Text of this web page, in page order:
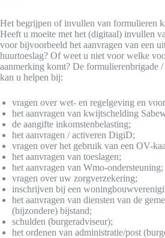
Het begrijpen of invullen van formulieren
Heeft u moeite met het (digitaal) invullen
voor bijvoorbeeld het aanvragen van een
huurtoeslag? Of weet u niet voor welke
aanmerking komt? De formulierenbrigade
kan u helpen bij:
vragen over wet- en regelgeving en
het aanvragen van kwijtschelding
de aangifte inkomstenbelasting;
het aanvragen / activeren DigiD;
vragen over het gebruik van een OV-
het aanvragen van toeslagen;
het aanvragen van Wmo-ondersteuning;
vragen over uw zorgverzekering;
inschrijven bij een
het aanvragen van diensten van de
(bijzondere) bijstand;
schulden (burgeradviseur);
het ordenen van administratie/post